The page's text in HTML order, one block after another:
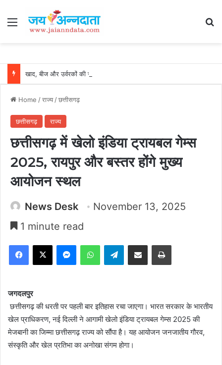
Menu
Home /राज्य/छत्तीसगढ़
छत्तीसगढ़ राज्य
छत्तीसगढ़ में खेलो इंडिया ट्रायबल गेम्स
2025, रायपुर और बस्तर होंगे मुख्य
आयोजन स्थल
News Desk
November 13, 2025
1 minute read
Facebook
X MessengerWhatsAppTelegramShare via Email Print
जगदलपुर
छत्तीसगढ़ की धरती पर पहली बार इतिहास रचा जाएगा। भारत सरकार के भारतीय
खेल प्राधिकरण, नई दिल्ली ने आगामी खेलो इंडिया ट्रायबल गेम्स 2025 की
मेजबानी का जिम्मा छत्तीसगढ़ राज्य को सौंपा है। यह आयोजन जनजातीय गौरव,
संस्कृति और खेल प्रतिभा का अनोखा संगम होगा।